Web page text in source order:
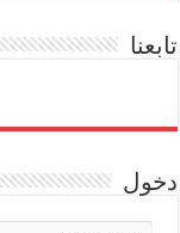
تابعنا
دخول